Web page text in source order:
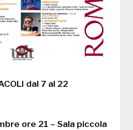
dal 7 al 22
ore 21 – Sala piccola